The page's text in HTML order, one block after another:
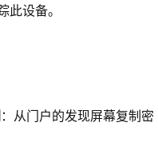
设备。
：从门户的发现屏幕复制密